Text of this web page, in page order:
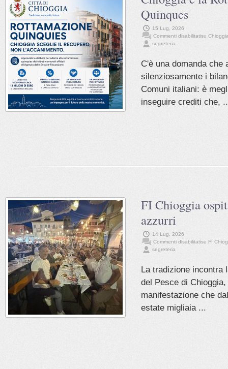
Quinques
15 Lug, 2026
Commenti disabilitatisu
segreteria
C'è una domanda che
silenziosamente i
Comuni italiani: è
inseguire crediti che,
FI Chioggia
azzurri
14 Lug, 2026
Commenti disabilitatisu FI
segreteria
La tradizione incontra
del Pesce di
manifestazione che
estate migliaia ...